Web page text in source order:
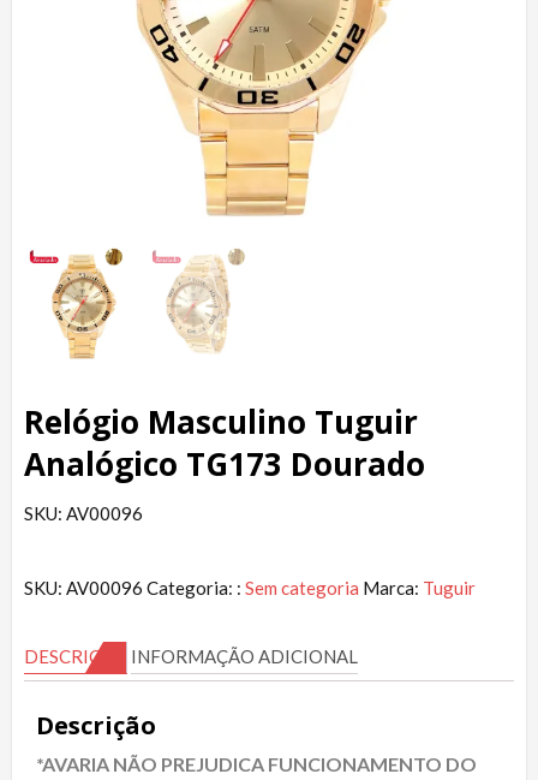
Relógio Masculino Tuguir
Analógico TG173 Dourado
SKU: AV00096
SKU: AV00096 Categoria: : Sem categoria Marca: Tuguir
DESCRIÇÃO INFORMAÇÃO ADICIONAL
Descrição
*AVARIA NÃO PREJUDICA FUNCIONAMENTO DO